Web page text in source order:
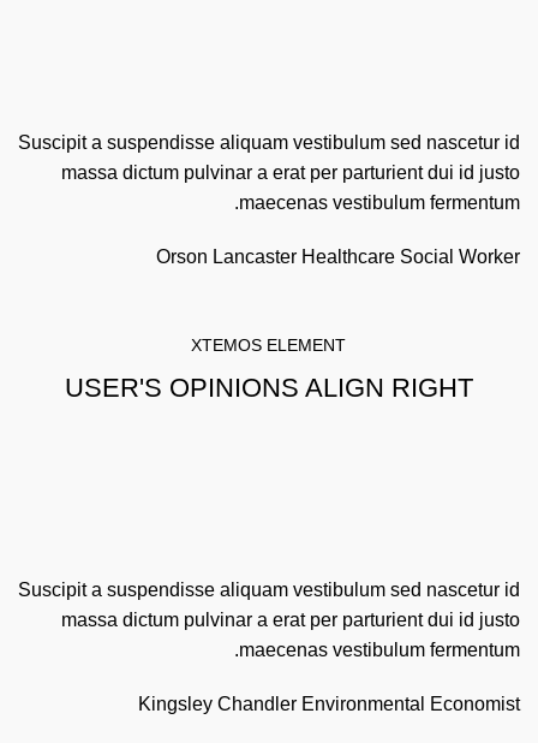
Suscipit a suspendisse aliquam vestibulum sed nascetur id
massa dictum pulvinar a erat per parturient dui id justo
maecenas vestibulum fermentum.
Orson Lancaster Healthcare Social Worker
XTEMOS ELEMENT
USER'S OPINIONS ALIGN RIGHT
Suscipit a suspendisse aliquam vestibulum sed nascetur id
massa dictum pulvinar a erat per parturient dui id justo
maecenas vestibulum fermentum.
Kingsley Chandler Environmental Economist